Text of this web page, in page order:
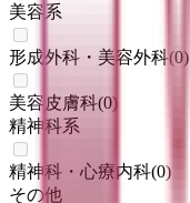
美容系
形成外科・美容外科(0)
美容皮膚科(0)
精神科系
精神科・心療内科(0)
その他